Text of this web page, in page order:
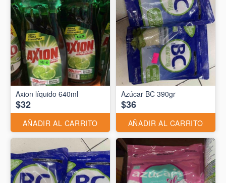
Axion líquido 640ml
$32
AÑADIR AL CARRITO
Azúcar BC 390gr
$36
AÑADIR AL CARRITO